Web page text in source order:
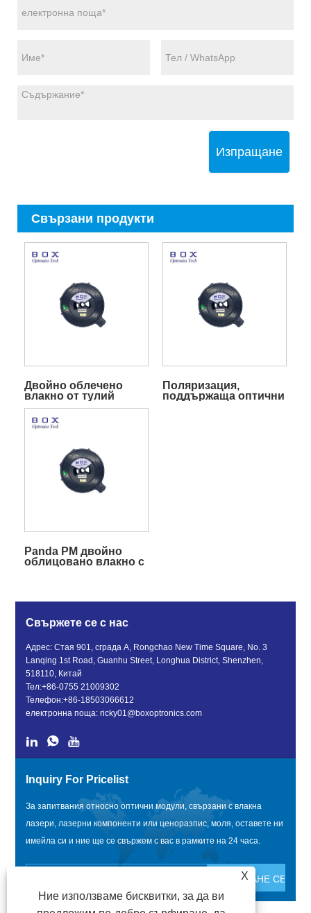
Изпращане
Свързани продукти
Двойно облечено
влакно от тулий
Поляризация,
поддържаща оптични
Panda PM двойно
облицовано влакно с
Свържете се с нас
Адрес: Стая 901, сграда A, Rongchao New Time Square, No. 3
Lanqing 1st Road, Guanhu Street, Longhua District, Shenzhen,
518110, Китай
Тел:+86-0755 21009302
Телефон:+86-18503066612
електронна поща:ricky01@boxoptronics.com
Inquiry For Pricelist
За запитвания относно оптични модули, свързани с влакна
лазери, лазерни компоненти или ценоразпис, моля, оставете ни
имейла си и ние ще се свържем с вас в рамките на 24 часа.
X
Ние използваме бисквитки, за да ви